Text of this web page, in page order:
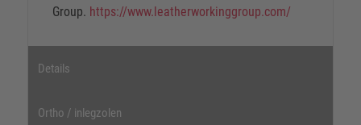
Group. https://www.leatherworkinggroup.com/
Details
Ortho / inlegzolen